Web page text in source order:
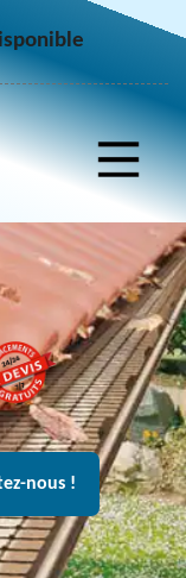
nous !